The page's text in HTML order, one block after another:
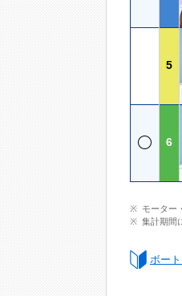
5
6
モーター
集計期間
ボー